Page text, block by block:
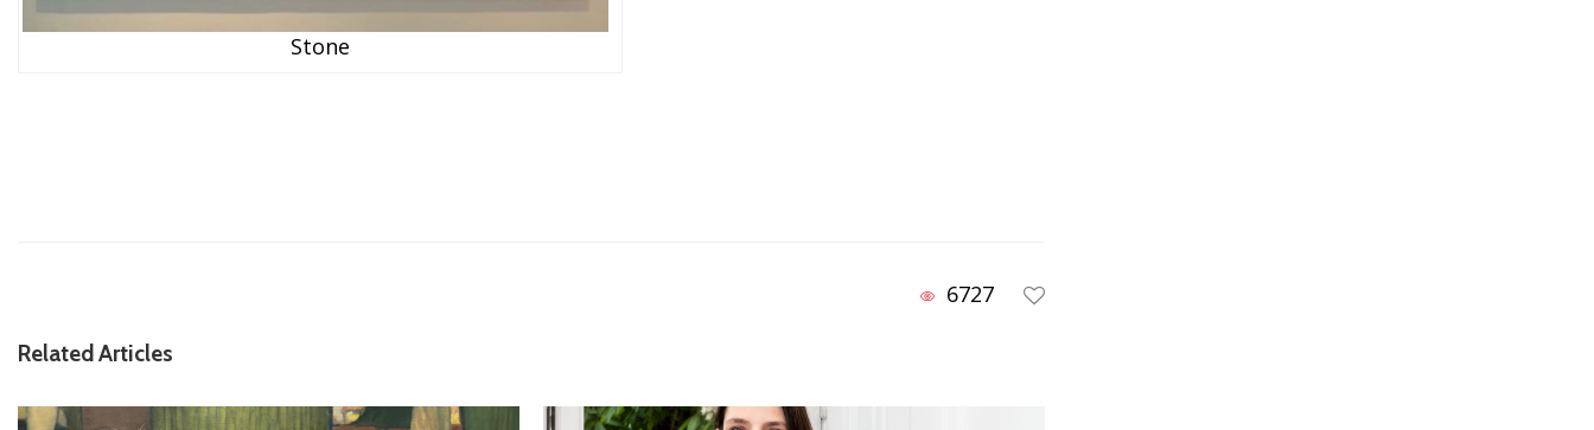
Stone
6727
Related Articles